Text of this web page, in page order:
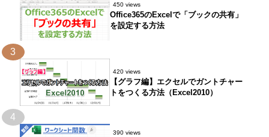
450 views
Office365のExcelで「ブックの共有」
を設定する方法
3
420 views
【グラフ編】エクセルでガントチャー
トをつくる方法（Excel2010）
4
390 views